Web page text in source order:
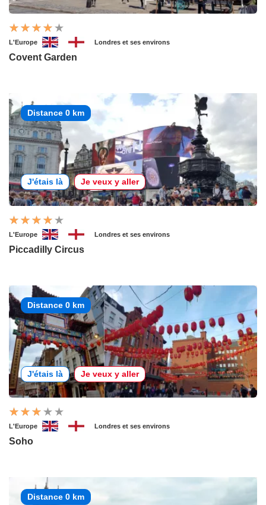
L'Europe Londres et ses environs
Covent Garden
Distance 0 km
J'étais là Je veux y aller
L'Europe Londres et ses environs
Piccadilly Circus
Distance 0 km
J'étais là Je veux y aller
L'Europe Londres et ses environs
Soho
Distance 0 km